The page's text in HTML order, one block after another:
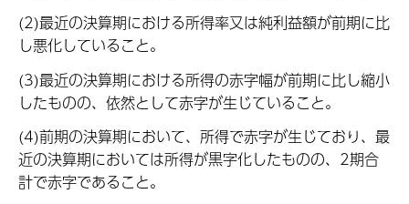
(2)最近の決算期における所得率又は純利益額が前期に比
し悪化していること。
(3)最近の決算期における所得の赤字幅が前期に比し縮小
したものの、依然として赤字が生じていること。
(4)前期の決算期において、所得で赤字が生じており、最
近の決算期においては所得が黒字化したものの、2期合
計で赤字であること。